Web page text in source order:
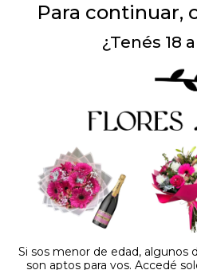
1
Dejá tu
GLOBO CORAZON ROJO
Precio: $ 38.000-$ 45.000
Para continuar,
¿Tenés 18
Si sos menor de edad, algunos
son aptos para vos. Accedé